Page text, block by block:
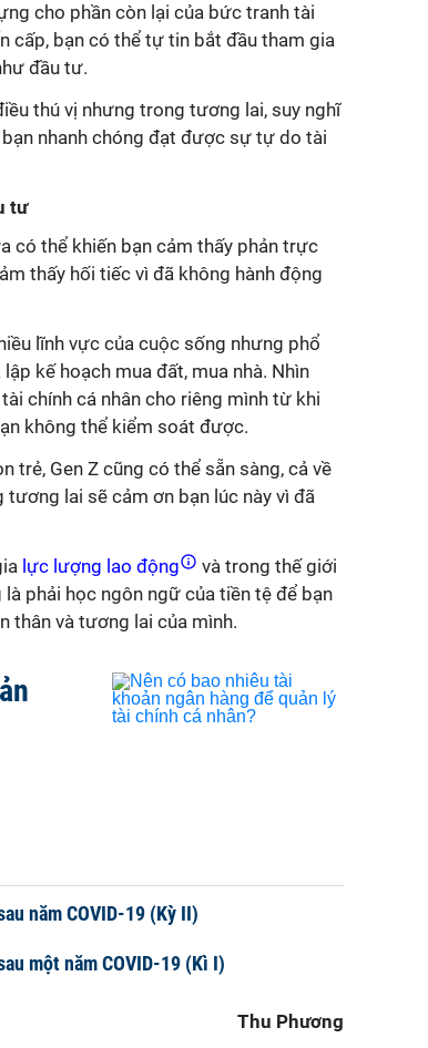
cho phần còn lại của bức tranh tài
cấp, bạn có thể tự tin bắt đầu tham gia
đầu tư.
thú vị nhưng trong tương lai, suy nghĩ
nhanh chóng đạt được sự tự do tài
tư
có thể khiến bạn cảm thấy phản trực
thấy hối tiếc vì đã không hành động
lĩnh vực của cuộc sống nhưng phổ
kế hoạch mua đất, mua nhà. Nhìn
chính cá nhân cho riêng mình từ khi
không thể kiểm soát được.
trẻ, Gen Z cũng có thể sẵn sàng, cả về
lai sẽ cảm ơn bạn lúc này vì đã
lực lượng lao động
và trong thế giới
phải học ngôn ngữ của tiền tệ để bạn
thân và tương lai của mình.
năm COVID-19 (Kỳ II)
một năm COVID-19 (Kì I)
Thu Phương